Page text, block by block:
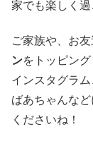
家でも楽しく過
ご家族や、お友
ンをトッピン
インスタグラ
ばあちゃんな
くださいね！